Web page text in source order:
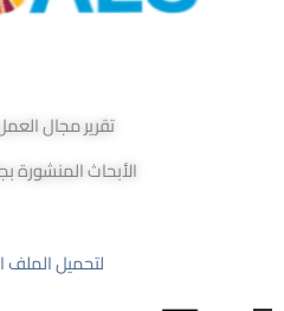
تقرير مجال
الأبحاث المنشورة
لتحميل